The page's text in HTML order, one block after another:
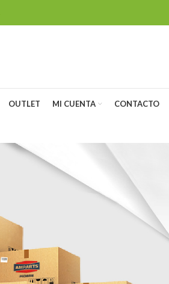
OUTLET MI CUENTA CONTACTO